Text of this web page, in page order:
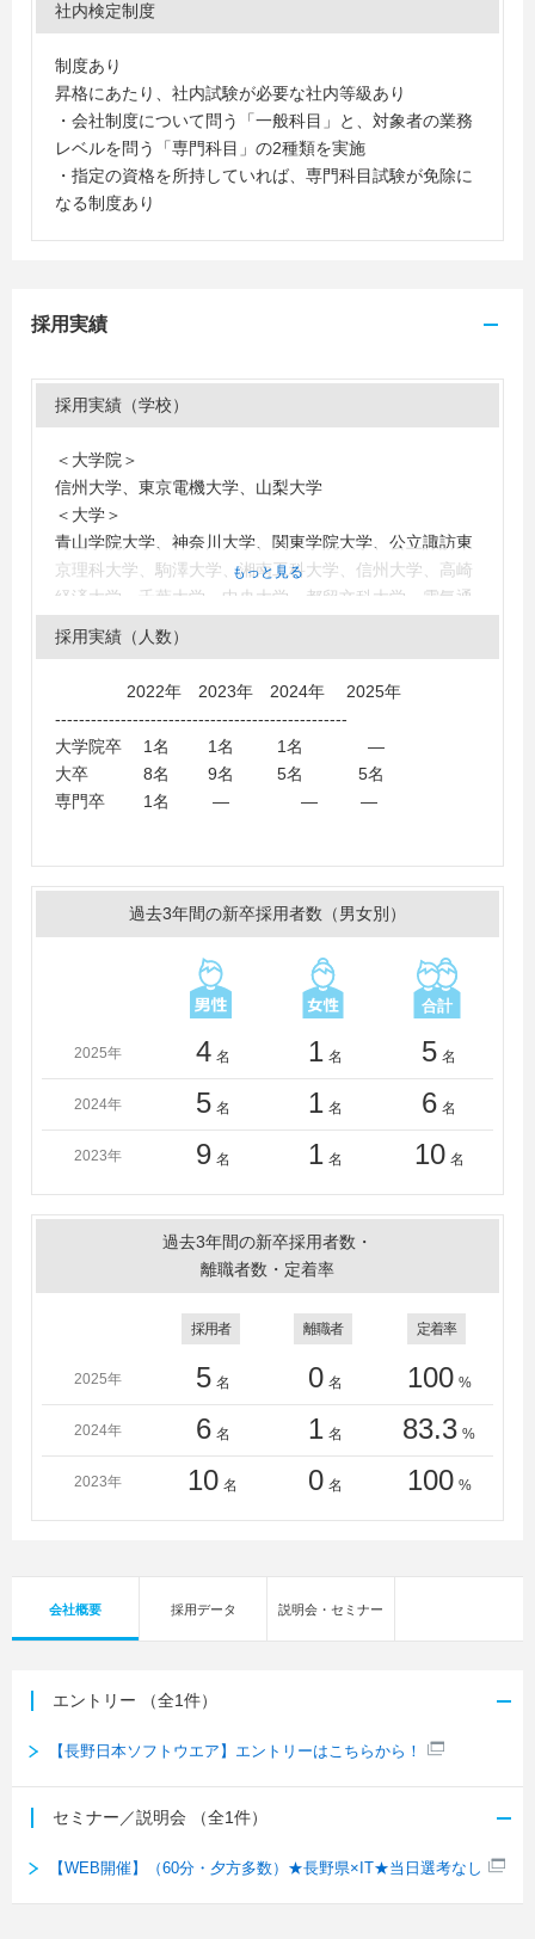
社内検定制度
制度あり
昇格にあたり、社内試験が必要な社内等級あり
・会社制度について問う「一般科目」と、対象者の業務
レベルを問う「専門科目」の2種類を実施
・指定の資格を所持していれば、専門科目試験が免除に
なる制度あり
採用実績
採用実績（学校）
＜大学院＞
信州大学、東京電機大学、山梨大学
＜大学＞
青山学院大学、神奈川大学、関東学院大学、公立諏訪東
京理科大学、駒澤大学、湘南工科大学、信州大学、高崎
経済大学、千葉大学、中央大学、都留文科大学、電気通
信大学、東海大学、東京海洋大学、東京学芸大学、東京
工科大学、東京電機大学、東京農業大学、同志社大学、
立大学、佛教大学、文教大学、法政大学、前橋工科大
学、武蔵大学、明治大学、明治学院大学、名城大学、山
梨大学、横浜国立大学、立正大学、龍谷大学、早稲田大
名古屋工学院専門学校、日本電子専門学校、専門学校東
学校、信州豊南短期大学、エプソン情報科学専門学校
もっと見る
採用実績（人数）
2022年 2023年 2024年 2025年
-------------------------------------------------
大学院卒 1名 1名 1名 ―
大卒 8名 9名 5名 5名
専門卒 1名 ― ― ―
過去3年間の新卒採用者数（男女別）
2025年 4 名 1 名 5 名
2024年 5 名 1 名 6 名
2023年 9 名 1 名 10 名
過去3年間の新卒採用者数・
離職者数・定着率
採用者 離職者 定着率
2025年 5 名 0 名 100 %
2024年 6 名 1 名 83.3 %
2023年 10 名 0 名 100 %
会社概要 採用データ 説明会・セミナー
エントリー （全1件）
【長野日本ソフトウエア】エントリーはこちらから！
セミナー／説明会 （全1件）
【WEB開催】（60分・夕方多数）★長野県×IT★当日選考なし